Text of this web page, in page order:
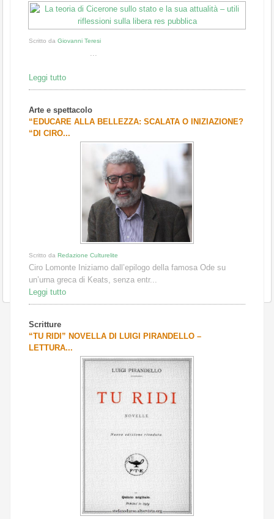
Scritto da Giovanni Teresi
...
Leggi tutto
Arte e spettacolo
“EDUCARE ALLA BELLEZZA: SCALATA O INIZIAZIONE?
“DI CIRO...
Scritto da Redazione Culturelite
Ciro Lomonte Iniziamo dall’epilogo della famosa Ode su
un’urna greca di Keats, senza entr...
Leggi tutto
Scritture
“TU RIDI” NOVELLA DI LUIGI PIRANDELLO –
LETTURA...